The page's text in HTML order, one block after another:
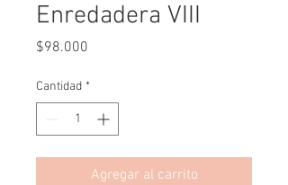
Enredadera VIII
$98.000
Cantidad *
Agregar al carrito